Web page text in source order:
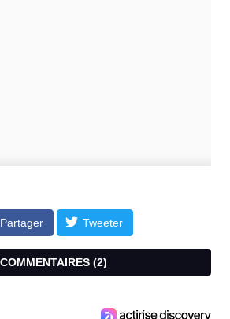
Partager Tweeter
COMMENTAIRES (2)